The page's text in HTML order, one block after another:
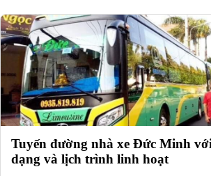
Tuyến đường nhà xe Đức Minh
dạng và lịch trình linh hoạt